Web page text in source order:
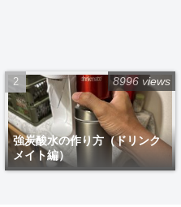
強炭酸水の作り方（ドリンク
メイト編）
8996 views